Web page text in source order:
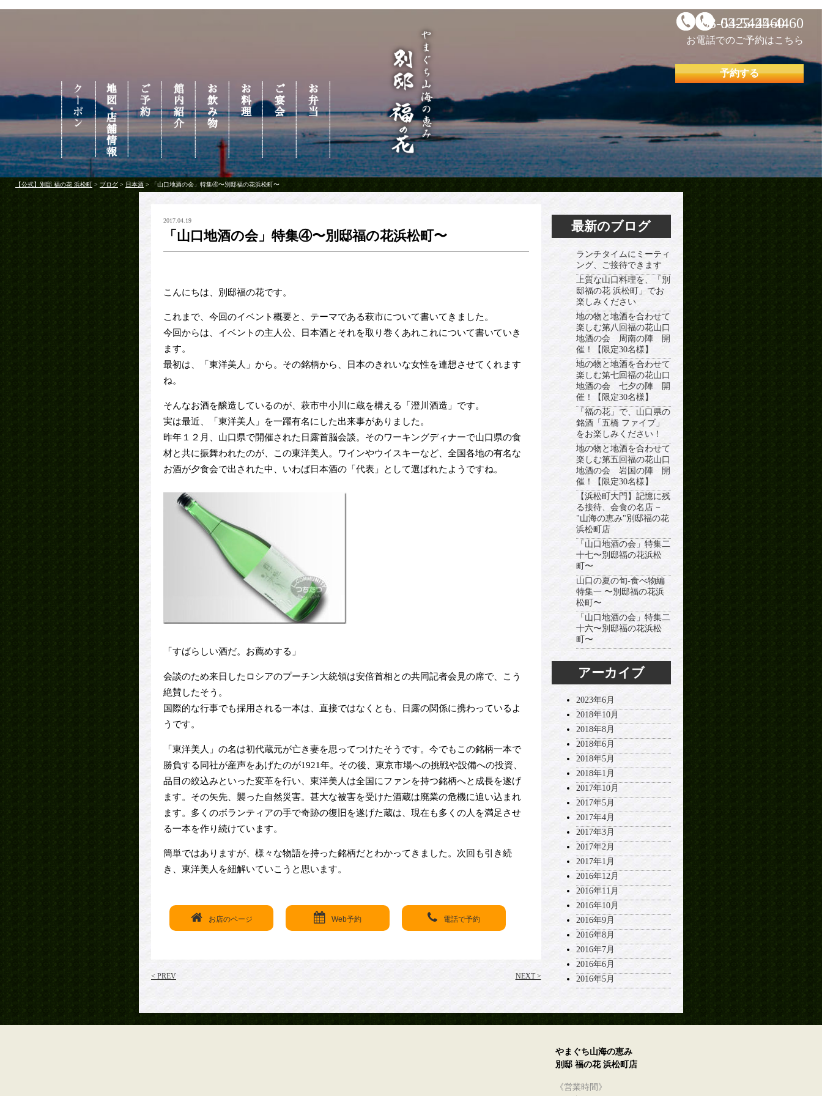
03-5425-4460
03-5425-4460
お電話でのご予約はこちら
予約する
【公式】別邸 福の花 浜松町 > ブログ > 日本酒 > 「山口地酒の会」特集④〜別邸福の花浜松町〜
2017.04.19
「山口地酒の会」特集④〜別邸福の花浜松町〜
こんにちは、別邸福の花です。
これまで、今回のイベント概要と、テーマである萩市について書いてきました。
今回からは、イベントの主人公、日本酒とそれを取り巻くあれこれについて書いていき
ます。
最初は、「東洋美人」から。その銘柄から、日本のきれいな女性を連想させてくれます
ね。
そんなお酒を醸造しているのが、萩市中小川に蔵を構える「澄川酒造」です。
実は最近、「東洋美人」を一躍有名にした出来事がありました。
昨年１２月、山口県で開催された日露首脳会談。そのワーキングディナーで山口県の食
材と共に振舞われたのが、この東洋美人。ワインやウイスキーなど、全国各地の有名な
お酒が夕食会で出された中、いわば日本酒の「代表」として選ばれたようですね。
「すばらしい酒だ。お薦めする」
会談のため来日したロシアのプーチン大統領は安倍首相との共同記者会見の席で、こう
絶賛したそう。
国際的な行事でも採用される一本は、直接ではなくとも、日露の関係に携わっているよ
うです。
「東洋美人」の名は初代蔵元が亡き妻を思ってつけたそうです。今でもこの銘柄一本で
勝負する同社が産声をあげたのが1921年。その後、東京市場への挑戦や設備への投資、
品目の絞込みといった変革を行い、東洋美人は全国にファンを持つ銘柄へと成長を遂げ
ます。その矢先、襲った自然災害。甚大な被害を受けた酒蔵は廃業の危機に追い込まれ
ます。多くのボランティアの手で奇跡の復旧を遂げた蔵は、現在も多くの人を満足させ
る一本を作り続けています。
簡単ではありますが、様々な物語を持った銘柄だとわかってきました。次回も引き続
き、東洋美人を紐解いていこうと思います。
お店のページ Web予約 電話で予約
< PREV NEXT >
最新のブログ
ランチタイムにミーティ
ング、ご接待できます
上質な山口料理を、「別
邸福の花 浜松町」でお
楽しみください
地の物と地酒を合わせて
楽しむ第八回福の花山口
地酒の会 周南の陣 開
催！【限定30名様】
地の物と地酒を合わせて
楽しむ第七回福の花山口
地酒の会 七夕の陣 開
催！【限定30名様】
「福の花」で、山口県の
銘酒「五橋 ファイブ」
をお楽しみください！
地の物と地酒を合わせて
楽しむ第五回福の花山口
地酒の会 岩国の陣 開
催！【限定30名様】
【浜松町大門】記憶に残
る接待、会食の名店 −
"山海の恵み"別邸福の花
浜松町店
「山口地酒の会」特集二
十七〜別邸福の花浜松
町〜
山口の夏の旬-食べ物編
特集一 〜別邸福の花浜
松町〜
「山口地酒の会」特集二
十六〜別邸福の花浜松
町〜
アーカイブ
2023年6月
2018年10月
2018年8月
2018年6月
2018年5月
2018年1月
2017年10月
2017年5月
2017年4月
2017年3月
2017年2月
2017年1月
2016年12月
2016年11月
2016年10月
2016年9月
2016年8月
2016年7月
2016年6月
2016年5月
やまぐち山海の恵み
別邸 福の花 浜松町店
《営業時間》